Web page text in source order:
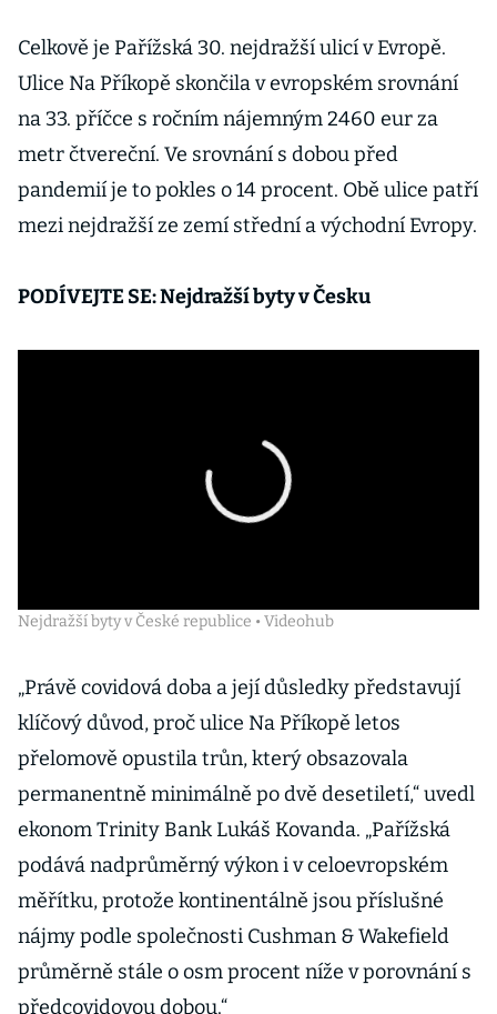
byznys může
zamrznout
Celkově je Pařížská 30. nejdražší ulicí v Evropě.
Ulice Na Příkopě skončila v evropském srovnání
na 33. příčce s ročním nájemným 2460 eur za
metr čtvereční. Ve srovnání s dobou před
pandemií je to pokles o 14 procent. Obě ulice patří
mezi nejdražší ze zemí střední a východní Evropy.
PODÍVEJTE SE: Nejdražší byty v Česku
Nejdražší byty v České republice • Videohub
„Právě covidová doba a její důsledky představují
klíčový důvod, proč ulice Na Příkopě letos
přelomově opustila trůn, který obsazovala
permanentně minimálně po dvě desetiletí,“ uvedl
ekonom Trinity Bank Lukáš Kovanda. „Pařížská
podává nadprůměrný výkon i v celoevropském
měřítku, protože kontinentálně jsou příslušné
nájmy podle společnosti Cushman & Wakefield
průměrně stále o osm procent níže v porovnání s
předcovidovou dobou.“